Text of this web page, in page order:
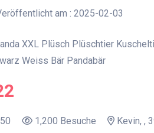
am : 2025-02-03
1,200 Besuche Kevin, ,